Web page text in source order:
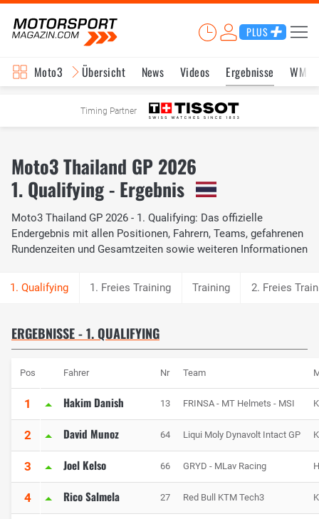
PLUS
Moto3 Übersicht News Videos Ergebnisse WM-
Timing Partner
Moto3 Thailand GP 2026
1. Qualifying - Ergebnis
Moto3 Thailand GP 2026 - 1. Qualifying: Das offizielle
Endergebnis mit allen Positionen, Fahrern, Teams, gefahrenen
Rundenzeiten und Gesamtzeiten sowie weiteren Informationen
1. Freies Training Training 2. Freies
ERGEBNISSE - 1. QUALIFYING
Pos Fahrer Nr Team
1 Hakim Danish 13 FRINSA - MT Helmets - MSI
2 David Munoz 64 Liqui Moly Dynavolt Intact GP
3 Joel Kelso 66 GRYD - MLav Racing
4 Rico Salmela 27 Red Bull KTM Tech3